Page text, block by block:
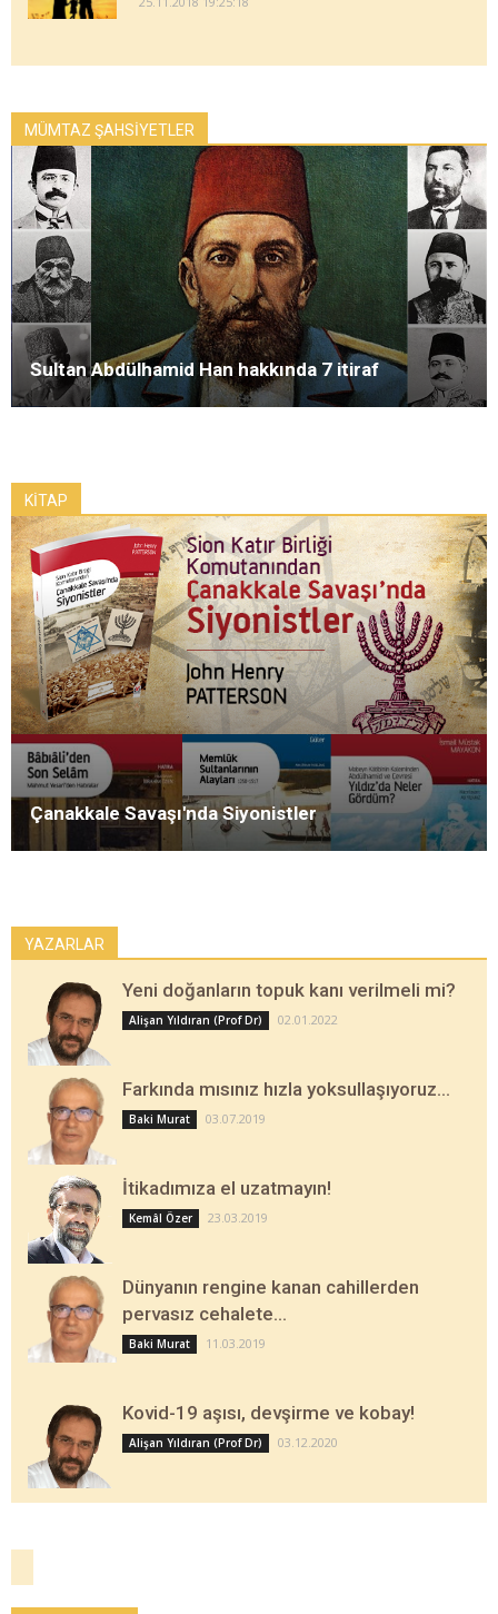
MÜMTAZ ŞAHSİYETLER
Sultan Abdülhamid Han hakkında 7 itiraf
KİTAP
Çanakkale Savaşı'nda Siyonistler
YAZARLAR
Yeni doğanların topuk kanı verilmeli mi?
Alişan Yıldıran (Prof Dr) 02.01.2022
Farkında mısınız hızla yoksullaşıyoruz…
Baki Murat 03.07.2019
İtikadımıza el uzatmayın!
Kemâl Özer 23.03.2019
Dünyanın rengine kanan cahillerden
pervasız cehalete…
Baki Murat 11.03.2019
Kovid-19 aşısı, devşirme ve kobay!
Alişan Yıldıran (Prof Dr) 03.12.2020